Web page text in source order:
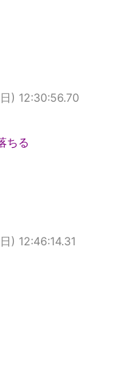
) 12:30:56.70
ちる
) 12:46:14.31